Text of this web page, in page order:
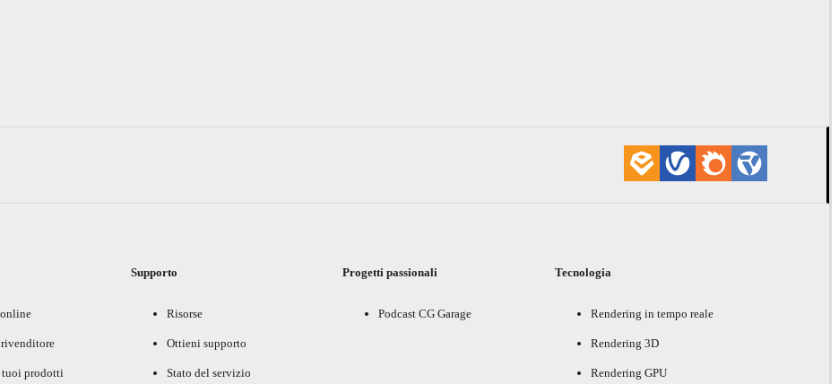
tuoi prodotti
Supporto
Risorse
Ottieni supporto
Stato del servizio
Progetti passionali
Podcast CG Garage
Tecnologia
Rendering in tempo reale
Rendering 3D
Rendering GPU